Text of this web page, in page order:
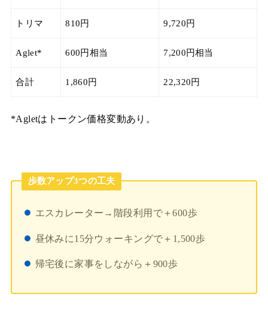
トリマ 810円 9,720円
Aglet* 600円相当 7,200円相当
合計 1,860円 22,320円
*Agletはトークン価格変動あり。
歩数アップ3つの工夫
エスカレーター→階段利用で＋600歩
昼休みに15分ウォーキングで＋1,500歩
帰宅後に家事をしながら＋900歩